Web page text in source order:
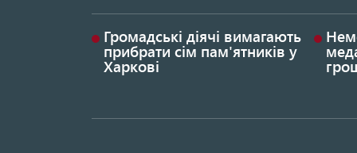
Громадські діячі вимагають
прибрати сім пам'ятників у
Харкові